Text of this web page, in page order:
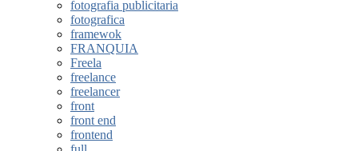
fotografia publicitaria
fotografica
framewok
FRANQUIA
Freela
freelance
freelancer
front
front end
frontend